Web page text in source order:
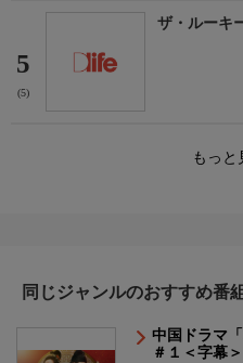
5
(5)
ザ・ルーキ
もっ
同じジャンルのおすすめ番組
中国ドラマ
＃１＜字幕＞